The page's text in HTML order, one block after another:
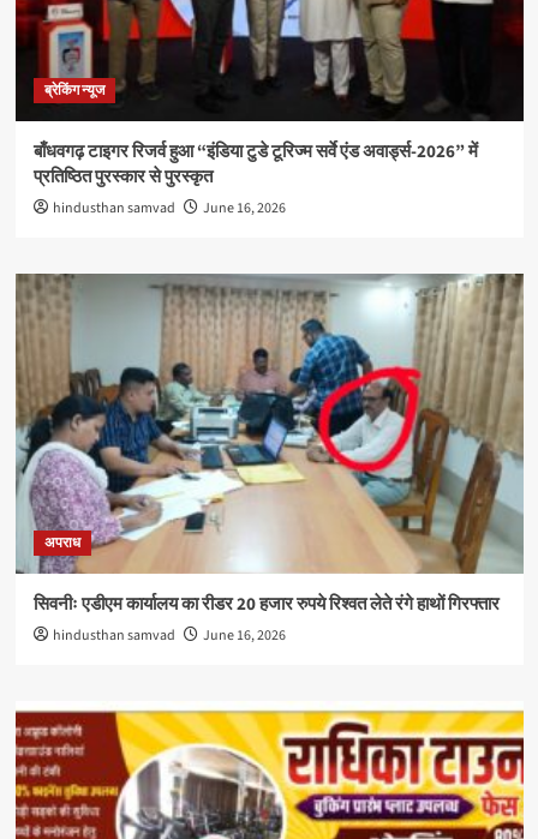
ब्रेकिंग न्यूज
बाँधवगढ़ टाइगर रिजर्व हुआ “इंडिया टुडे टूरिज्म सर्वे एंड अवार्ड्स-2026” में
प्रतिष्ठित पुरस्कार से पुरस्कृत
hindusthan samvad June 16, 2026
अपराध
सिवनीः एडीएम कार्यालय का रीडर 20 हजार रुपये रिश्वत लेते रंगे हाथों गिरफ्तार
hindusthan samvad June 16, 2026